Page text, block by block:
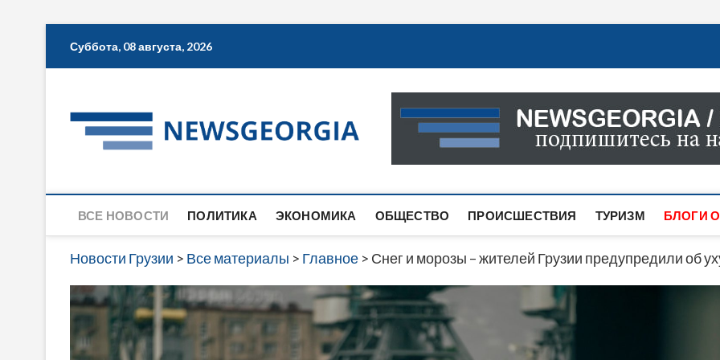
Суббота, 08 августа, 2026
Новости Грузии
САМАЯ АКТУАЛЬНАЯ ИНФОРМАЦИЯ О СОБЫТИЯХ
САЙТЕ ВЫ НАЙДЕТЕ НОВОСТИ ПОЛИТИКИ,
ВСЕ НОВОСТИ ПОЛИТИКА ЭКОНОМИКА ОБЩЕСТВО ПРОИСШЕСТВИЯ ТУРИЗМ БЛОГИ
Новости Грузии > Все материалы > Главное > Снег и морозы – жителей Грузии предупредили об